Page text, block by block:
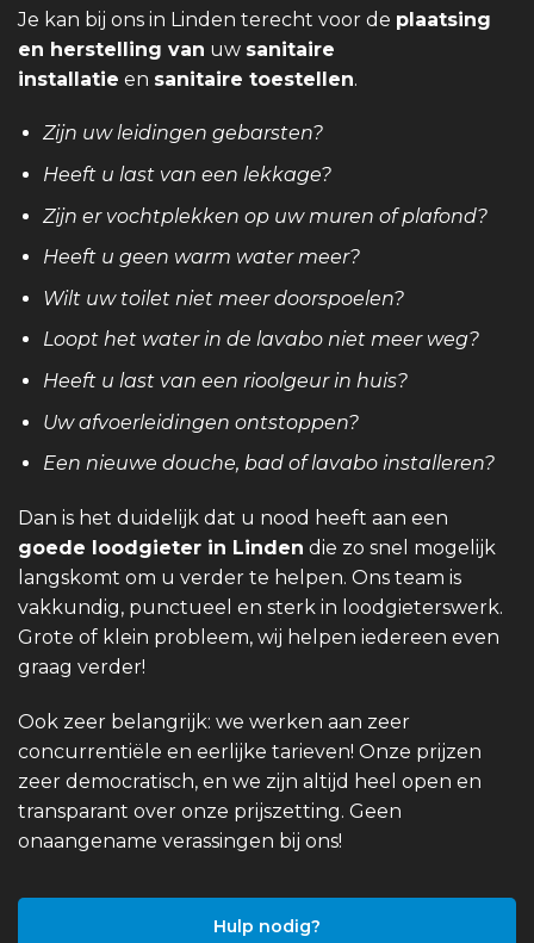
Je kan bij ons in Linden terecht voor de plaatsing
en herstelling van uw sanitaire
installatie en sanitaire toestellen.
Zijn uw leidingen gebarsten?
Heeft u last van een lekkage?
Zijn er vochtplekken op uw muren of plafond?
Heeft u geen warm water meer?
Wilt uw toilet niet meer doorspoelen?
Loopt het water in de lavabo niet meer weg?
Heeft u last van een rioolgeur in huis?
Uw afvoerleidingen ontstoppen?
Een nieuwe douche, bad of lavabo installeren?
Dan is het duidelijk dat u nood heeft aan een
goede loodgieter in Linden die zo snel mogelijk
langskomt om u verder te helpen. Ons team is
vakkundig, punctueel en sterk in loodgieterswerk.
Grote of klein probleem, wij helpen iedereen even
graag verder!
Ook zeer belangrijk: we werken aan zeer
concurrentiële en eerlijke tarieven! Onze prijzen
zeer democratisch, en we zijn altijd heel open en
transparant over onze prijszetting. Geen
onaangename verassingen bij ons!
Hulp nodig?